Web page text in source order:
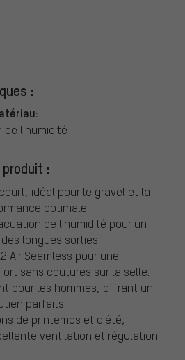
:
de l'humidité
:
idéal pour le gravel et la
optimale.
de l'humidité pour un
longues sorties.
Air Seamless pour une
sans coutures sur la selle.
pour les hommes, offrant un
parfaits.
de printemps et d'été,
ventilation et régulation